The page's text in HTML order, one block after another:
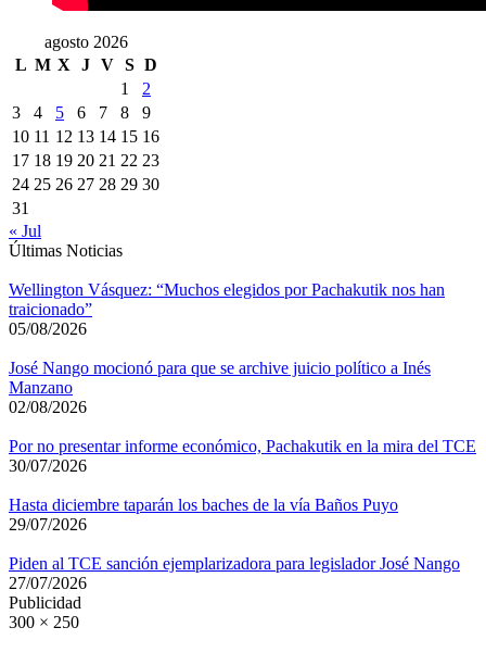
agosto 2026
L M X J V S D
1
2
3
4 5 6 7 8
9
10 11 12 13 14 15 16
17 18 19 20 21 22 23
24 25 26 27 28 29 30
31
« Jul
Últimas Noticias
Wellington Vásquez: “Muchos elegidos por Pachakutik nos han
traicionado”
05/08/2026
José Nango mocionó para que se archive juicio político a Inés
Manzano
02/08/2026
Por no presentar informe económico, Pachakutik en la mira del TCE
30/07/2026
Hasta diciembre taparán los baches de la vía Baños Puyo
29/07/2026
Piden al TCE sanción ejemplarizadora para legislador José Nango
27/07/2026
Publicidad
300 × 250